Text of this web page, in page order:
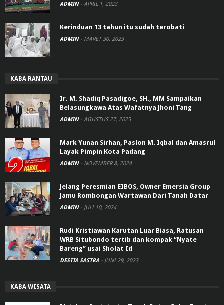
ADMIN - APRIL 1, 2023
Kerinduan 13 tahun itu sudah terobati
ADMIN - MARET 30, 2023
KABA RANTAU
Ir. M. Shadiq Pasadigoe, SH., MM Sampaikan
Belasungkawa Atas Wafatnya Jhoni Tang
ADMIN - AGUSTUS 27, 2025
Mark Yunan Sirhan, Paslon M. Iqbal dan Amasrul
Layak Pimpin Kota Padang
ADMIN - NOVEMBER 8, 2024
Jelang Peresmian EIBOS, Owner Emersia Group
Jamu Rombongan Wartawan Dari Tanah Datar
ADMIN - JULI 10, 2024
Rudi Kristiawan Karutan Luar Biasa, Ratusan
WRB Situbondo tertib dan kompak “Nyate
Bareng” usai Sholat Id
DESTIA SASTRA - JUNI 29, 2023
KABA WISATA